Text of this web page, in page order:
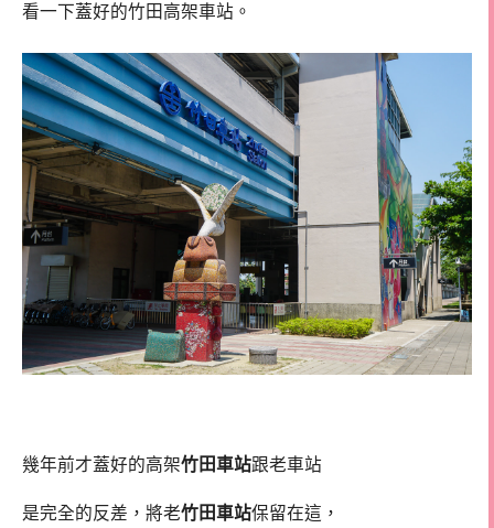
看一下蓋好的竹田高架車站。
幾年前才蓋好的高架竹田車站跟老車站
是完全的反差，將老竹田車站保留在這，